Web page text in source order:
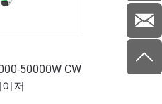
50000W CW
저